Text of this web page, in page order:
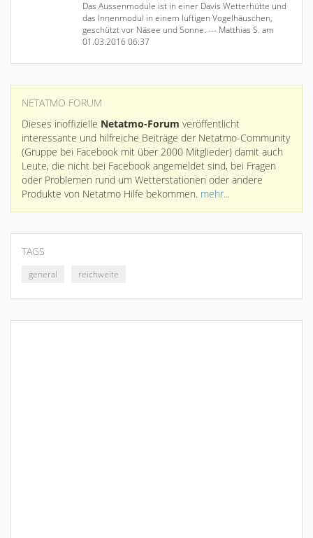
Das Aussenmodule ist in einer Davis Wetterhütte und
das Innenmodul in einem luftigen Vogelhäuschen,
geschützt vor Näsee und Sonne. --- Matthias S. am
01.03.2016 06:37
NETATMO FORUM
Dieses inoffizielle Netatmo-Forum veröffentlicht
interessante und hilfreiche Beiträge der Netatmo-Community
(Gruppe bei Facebook mit über 2000 Mitglieder) damit auch
Leute, die nicht bei Facebook angemeldet sind, bei Fragen
oder Problemen rund um Wetterstationen oder andere
Produkte von Netatmo Hilfe bekommen. mehr...
TAGS
general reichweite